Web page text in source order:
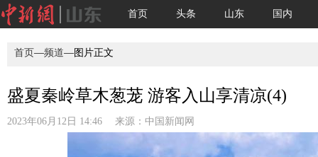
首页 头条 山东 国内
首页—频道—图片正文
盛夏秦岭草木葱茏 游客入山享清凉(4)
2023年06月12日 14:46 来源： 中国新闻网